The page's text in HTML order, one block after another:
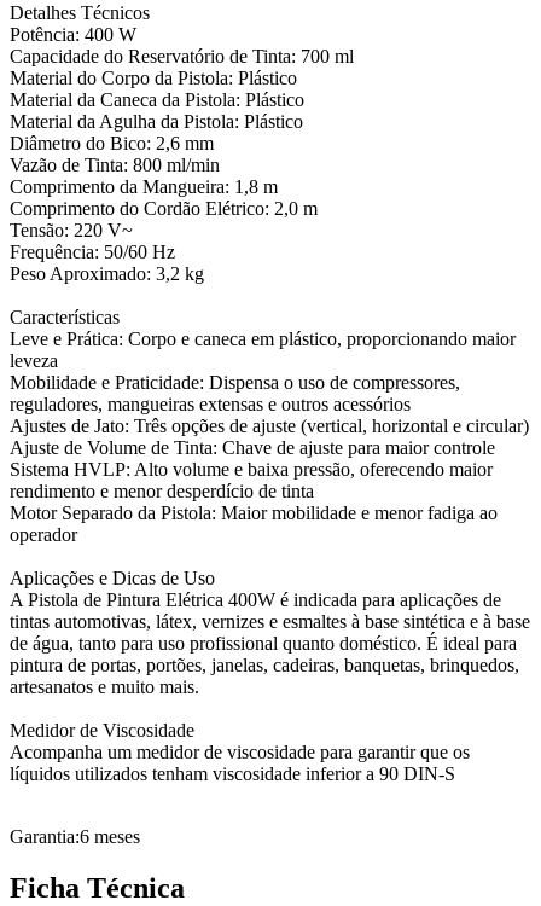
Detalhes Técnicos
Potência: 400 W
Capacidade do Reservatório de Tinta: 700 ml
Material do Corpo da Pistola: Plástico
Material da Caneca da Pistola: Plástico
Material da Agulha da Pistola: Plástico
Diâmetro do Bico: 2,6 mm
Vazão de Tinta: 800 ml/min
Comprimento da Mangueira: 1,8 m
Comprimento do Cordão Elétrico: 2,0 m
Tensão: 220 V~
Frequência: 50/60 Hz
Peso Aproximado: 3,2 kg
Características
Leve e Prática: Corpo e caneca em plástico, proporcionando maior
leveza
Mobilidade e Praticidade: Dispensa o uso de compressores,
reguladores, mangueiras extensas e outros acessórios
Ajustes de Jato: Três opções de ajuste (vertical, horizontal e circular)
Ajuste de Volume de Tinta: Chave de ajuste para maior controle
Sistema HVLP: Alto volume e baixa pressão, oferecendo maior
rendimento e menor desperdício de tinta
Motor Separado da Pistola: Maior mobilidade e menor fadiga ao
operador
Aplicações e Dicas de Uso
A Pistola de Pintura Elétrica 400W é indicada para aplicações de
tintas automotivas, látex, vernizes e esmaltes à base sintética e à base
de água, tanto para uso profissional quanto doméstico. É ideal para
pintura de portas, portões, janelas, cadeiras, banquetas, brinquedos,
artesanatos e muito mais.
Medidor de Viscosidade
Acompanha um medidor de viscosidade para garantir que os
líquidos utilizados tenham viscosidade inferior a 90 DIN-S
Garantia:6 meses
Ficha Técnica